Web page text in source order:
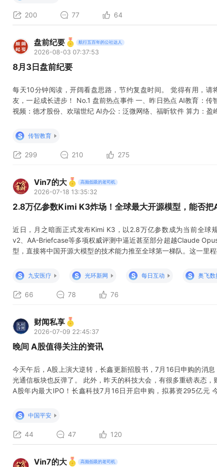
200 77 64
盘前纪要 航行五百年的公社达人
2026-08-03 07:37:53
8月3日盘前纪要
每天10分钟阅读，开阔看盘思路，节约复盘时间。 觉得有用，请
友，一起成长进步！ No.1 盘前热点事件 一、昨日热点 AI教育：传
视频：德才股份、欢瑞世纪 AI办公：泛微网络、福昕软件 算力：
63% 1、磷化铟衬底公司AXT周五上涨28.74%，周四上涨26.97%
S 传智教育
299 210 275
Vin7的大 高抛低吸的老司机
2026-07-18 13:35:32
2.8万亿参数Kimi K3炸场！全球最大开源模型，能否把
近日，月之暗面正式发布Kimi K3，以2.8万亿参数成为当前全球
v2、AA-Briefcase等多项权威评测中逼近甚至部分超越Claude
型，直接将中国开源大模型的技术能力推至全球第一梯队。这一里
全链条传导，为A股相关赛道带来了明确的业绩增量与投资新主线。
S 九安医疗 S 光环新网 S 每日互动 S 奥飞数
66 78 76
财闻私享
2026-07-09 22:45:37
晚间 A股值得关注的资讯
今天午后，A股上演大逆转，长鑫更新招股书，7月16日申购的消
光通信板块也反弹了。 此外，昨天的科技大会，有很多重磅表态
A股年内最大IPO！长鑫科技7月16日开启申购，拟募资295亿元
不少： 国产GPU四小龙之一，燧原科技IPO注册获批 Meta自研AI
S 中国平安
44 47 120
Vin7的大 高抛低吸的老司机